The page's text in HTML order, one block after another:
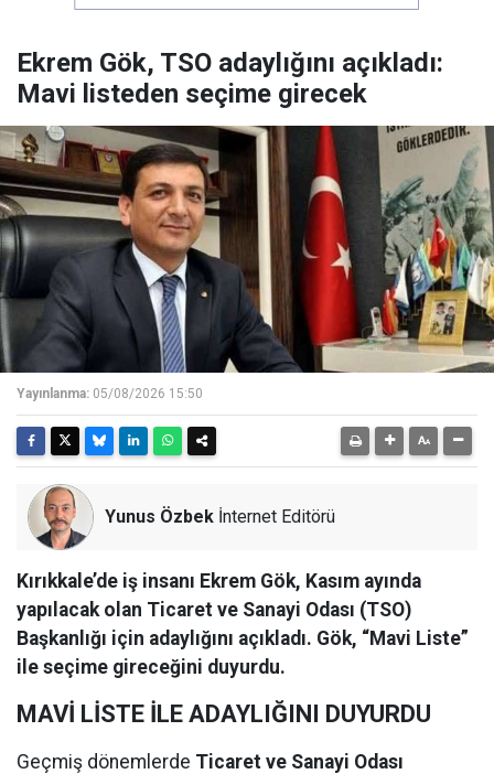
Ekrem Gök, TSO adaylığını açıkladı:
Mavi listeden seçime girecek
Yayınlanma: 05/08/2026 15:50
Yunus Özbek İnternet Editörü
Kırıkkale’de iş insanı Ekrem Gök, Kasım ayında
yapılacak olan Ticaret ve Sanayi Odası (TSO)
Başkanlığı için adaylığını açıkladı. Gök, “Mavi Liste”
ile seçime gireceğini duyurdu.
MAVİ LİSTE İLE ADAYLIĞINI DUYURDU
Geçmiş dönemlerde Ticaret ve Sanayi Odası